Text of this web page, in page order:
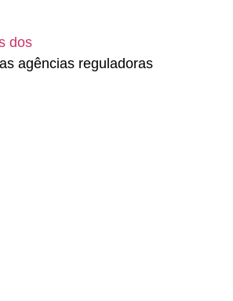
dos
agências reguladoras